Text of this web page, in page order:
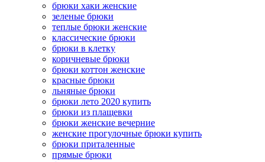
брюки хаки женские
зеленые брюки
теплые брюки женские
классические брюки
брюки в клетку
коричневые брюки
брюки коттон женские
красные брюки
льняные брюки
брюки лето 2020 купить
брюки из плащевки
брюки женские вечерние
женские прогулочные брюки купить
брюки приталенные
прямые брюки